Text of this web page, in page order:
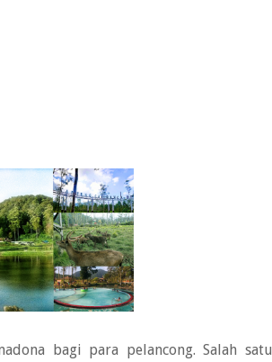
bagi para pelancong. Salah satu